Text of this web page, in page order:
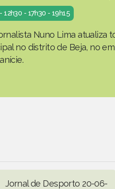
- 17h30 - 19h15
Nuno Lima atualiza
no distrito de Beja, no
Jornal de Desporto 20-06-